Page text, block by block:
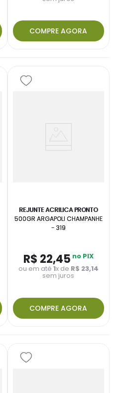
COMPRE AGORA
REJUNTE ACRILICA PRONTO
500GR ARGAPOLI CHAMPANHE
- 319
R$ 22,45 no PIX
ou em até 1x de R$ 23,14
sem juros
COMPRE AGORA